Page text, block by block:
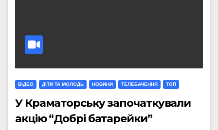
ВІДЕО ДІТИ ТА МОЛОДЬ НОВИНИ ТЕЛЕБАЧЕННЯ ТОП
У Краматорську започаткували
акцію “Добрі батарейки”